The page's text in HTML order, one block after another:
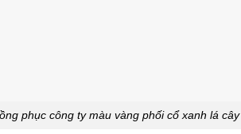
phục công ty màu vàng phối cổ xanh lá cây